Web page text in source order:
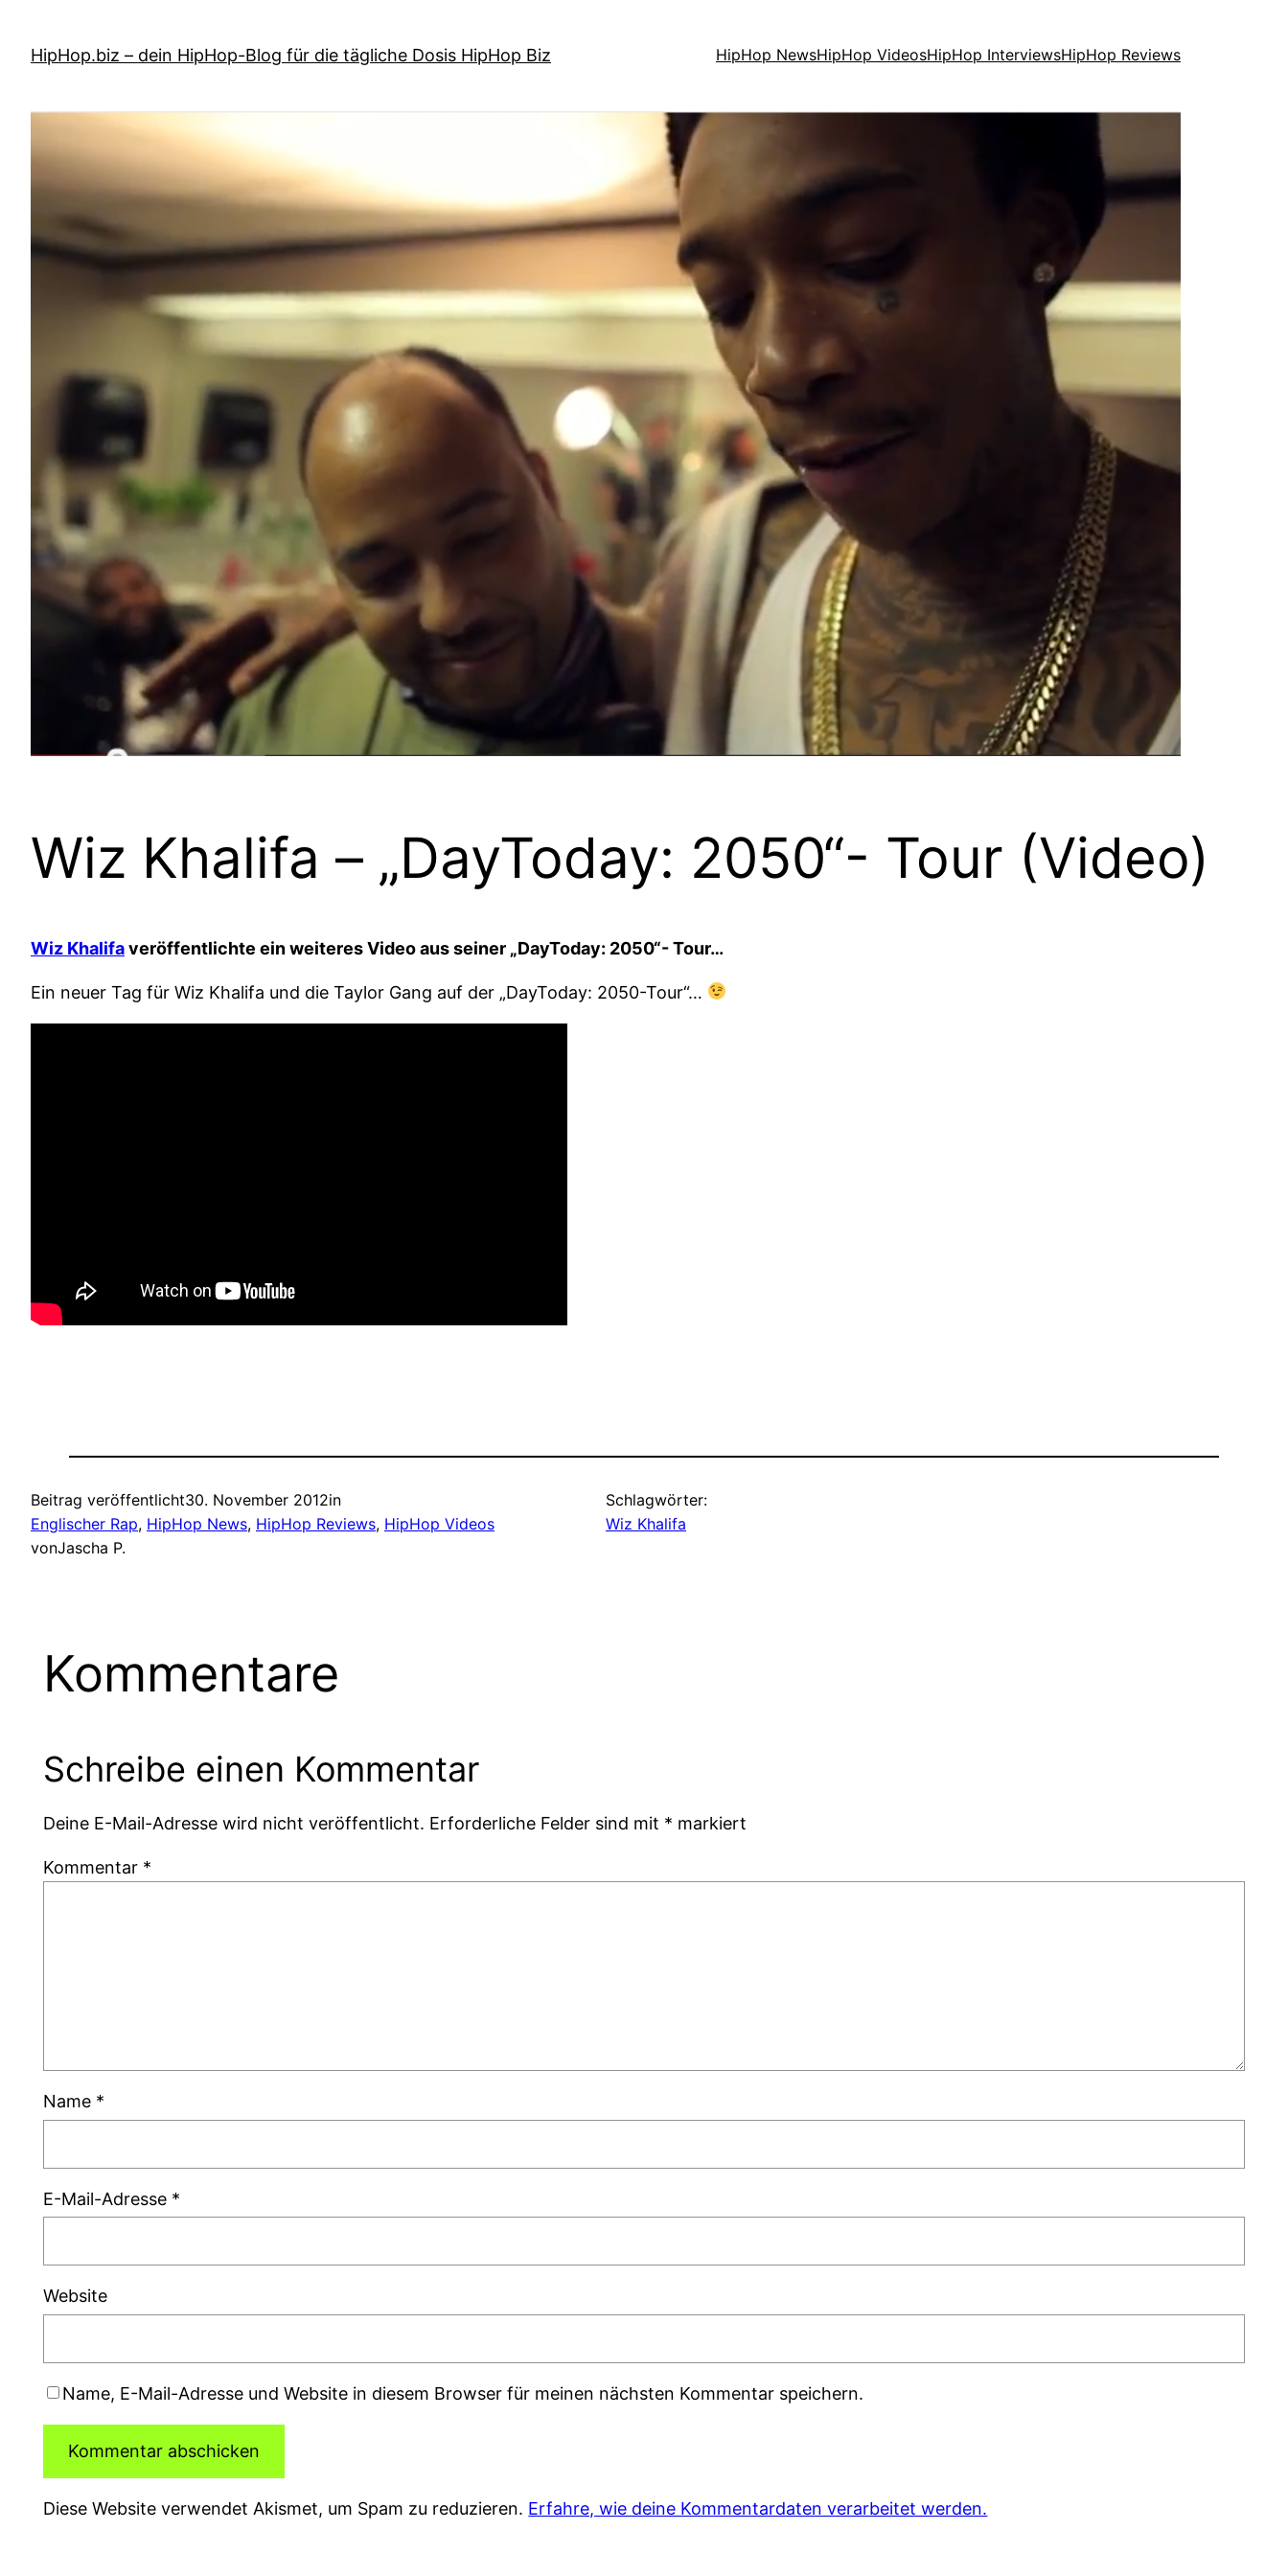
springen
HipHop.biz – dein HipHop-Blog für die tägliche Dosis HipHop Biz HipHop NewsHipHop VideosHipHop InterviewsHipHop Reviews
Wiz Khalifa – „DayToday: 2050“- Tour (Video)
Wiz Khalifaveröffentlichte ein weiteres Video aus seiner „DayToday: 2050“- Tour…
Ein neuer Tag für Wiz Khalifa und die Taylor Gang auf der „DayToday: 2050-Tour“…
Beitrag veröffentlicht30. November 2012in
Englischer Rap, HipHop News, HipHop Reviews, HipHop Videos
vonJascha P.
Schlagwörter:
Wiz Khalifa
Kommentare
Schreibe einen Kommentar
Deine E-Mail-Adresse wird nicht veröffentlicht. Erforderliche Felder sind mit * markiert
Kommentar *
Name *
E-Mail-Adresse *
Website
Name, E-Mail-Adresse und Website in diesem Browser für meinen nächsten Kommentar speichern.
Diese Website verwendet Akismet, um Spam zu reduzieren. Erfahre, wie deine Kommentardaten verarbeitet werden.